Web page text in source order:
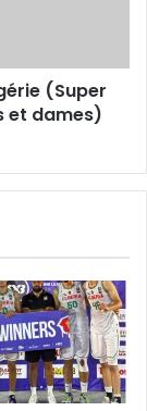
(Super
et dames)